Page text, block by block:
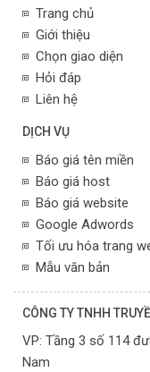
Trang chủ
Giới thiệu
Chọn giao diện
Hỏi đáp
Liên hệ
DỊCH VỤ
Báo giá tên miền
Báo giá host
Báo giá website
Google Adwords
Tối ưu hóa trang
Mẫu văn bản
CÔNG TY TNHH
VP: Tầng 3 số 114
Nam